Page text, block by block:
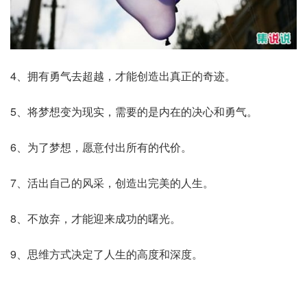
4、拥有勇气去超越，才能创造出真正的奇迹。
5、将梦想变为现实，需要的是内在的决心和勇气。
6、为了梦想，愿意付出所有的代价。
7、活出自己的风采，创造出完美的人生。
8、不放弃，才能迎来成功的曙光。
9、思维方式决定了人生的高度和深度。